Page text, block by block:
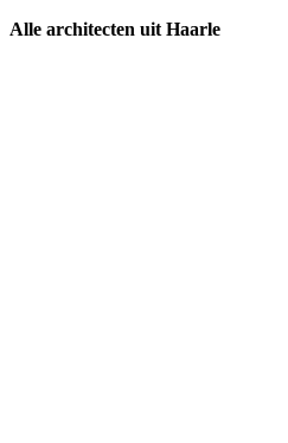
Alle architecten uit Haarle